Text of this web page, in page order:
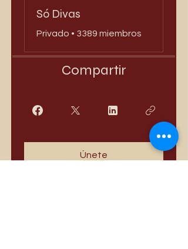
Só Divas
Privado • 3389 miembros
Compartir
Únete